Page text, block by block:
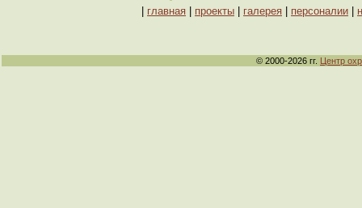
главная проекты галерея персоналии
© 2000-2026 гг. Центр